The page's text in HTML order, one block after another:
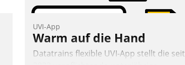
UVI-App
Warm auf die Hand
Datatrains flexible UVI-App stellt die seit